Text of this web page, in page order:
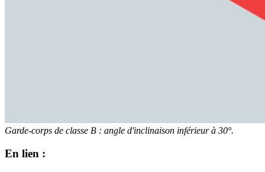
Garde-corps de classe B : angle d'inclinaison inférieur à 30°.
En lien :